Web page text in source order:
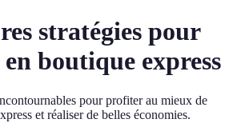
stratégies pour
boutique express
pour profiter au mieux de
et réaliser de belles économies.